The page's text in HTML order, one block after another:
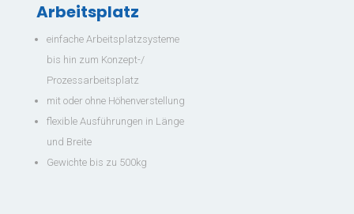
zur Übersicht
Arbeitsplatz
einfache Arbeitsplatzsysteme
bis hin zum Konzept-/
Prozessarbeitsplatz
mit oder ohne Höhenverstellung
flexible Ausführungen in Länge
und Breite
Gewichte bis zu 500kg